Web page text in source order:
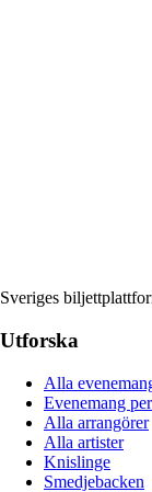
Sveriges
Utforska
Alla
Evenemang
Alla arrangörer
Alla artister
Knislinge
Smedjebacken